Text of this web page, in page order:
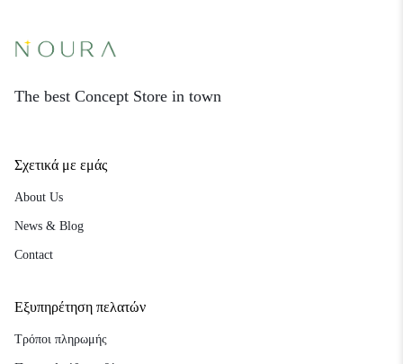
The best Concept Store in town
Σχετικά με εμάς
About Us
News & Blog
Contact
Εξυπηρέτηση πελατών
Τρόποι πληρωμής